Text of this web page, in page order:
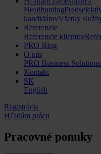
Headhunting
kandidátovVšetky
Referencie
Referencie klientov
PRO Blog
O nás
PRO Business Solutions
Kontakt
SK
English
Registrácia
Hľadám prácu
Pracovné ponuky